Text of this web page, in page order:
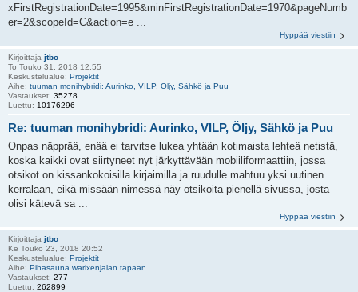
xFirstRegistrationDate=1995&minFirstRegistrationDate=1970&pageNumb
er=2&scopeId=C&action=e ...
Hyppää viestiin
Kirjoittaja jtbo
To Touko 31, 2018 12:55
Keskustelualue: Projektit
Aihe: tuuman monihybridi: Aurinko, VILP, Öljy, Sähkö ja Puu
Vastaukset: 35278
Luettu: 10176296
Re: tuuman monihybridi: Aurinko, VILP, Öljy, Sähkö ja Puu
Onpas näpprää, enää ei tarvitse lukea yhtään kotimaista lehteä netistä,
koska kaikki ovat siirtyneet nyt järkyttävään mobiiliformaattiin, jossa
otsikot on kissankokoisilla kirjaimilla ja ruudulle mahtuu yksi uutinen
kerralaan, eikä missään nimessä näy otsikoita pienellä sivussa, josta
olisi kätevä sa ...
Hyppää viestiin
Kirjoittaja jtbo
Ke Touko 23, 2018 20:52
Keskustelualue: Projektit
Aihe: Pihasauna warixenjalan tapaan
Vastaukset: 277
Luettu: 262899